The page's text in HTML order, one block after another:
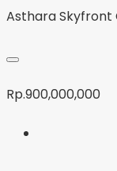
Asthara
Rp.900,000,000